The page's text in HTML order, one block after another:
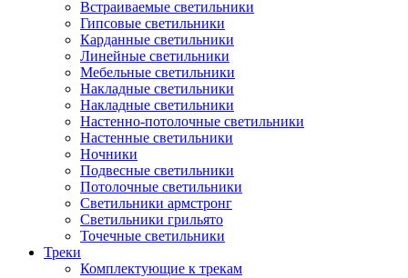
Встраиваемые светильники
Гипсовые светильники
Карданные светильники
Линейные светильники
Мебельные светильники
Накладные светильники
Накладные светильники
Настенно-потолочные светильники
Настенные светильники
Ночники
Подвесные светильники
Потолочные светильники
Светильники армстронг
Светильники грильято
Точечные светильники
Треки
Комплектующие к трекам